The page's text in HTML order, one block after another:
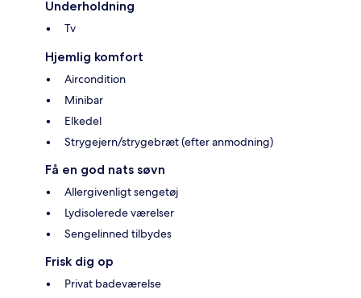
Underholdning
Tv
Hjemlig komfort
Aircondition
Minibar
Elkedel
Strygejern/strygebræt (efter anmodning)
Få en god nats søvn
Allergivenligt sengetøj
Lydisolerede værelser
Sengelinned tilbydes
Frisk dig op
Privat badeværelse